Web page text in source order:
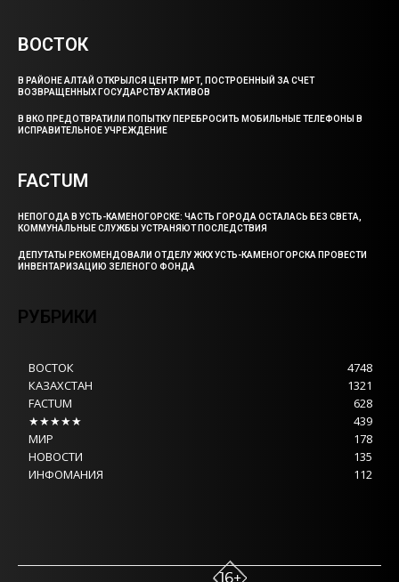
ВОСТОК
В РАЙОНЕ АЛТАЙ ОТКРЫЛСЯ ЦЕНТР МРТ, ПОСТРОЕННЫЙ ЗА СЧЕТ
ВОЗВРАЩЕННЫХ ГОСУДАРСТВУ АКТИВОВ
В ВКО ПРЕДОТВРАТИЛИ ПОПЫТКУ ПЕРЕБРОСИТЬ МОБИЛЬНЫЕ ТЕЛЕФОНЫ В
ИСПРАВИТЕЛЬНОЕ УЧРЕЖДЕНИЕ
FACTUM
НЕПОГОДА В УСТЬ-КАМЕНОГОРСКЕ: ЧАСТЬ ГОРОДА ОСТАЛАСЬ БЕЗ СВЕТА,
КОММУНАЛЬНЫЕ СЛУЖБЫ УСТРАНЯЮТ ПОСЛЕДСТВИЯ
ДЕПУТАТЫ РЕКОМЕНДОВАЛИ ОТДЕЛУ ЖКХ УСТЬ-КАМЕНОГОРСКА ПРОВЕСТИ
ИНВЕНТАРИЗАЦИЮ ЗЕЛЕНОГО ФОНДА
РУБРИКИ
ВОСТОК
4748
КАЗАХСТАН
1321
FACTUM
628
★★★★★
439
МИР
178
НОВОСТИ
135
ИНФОМАНИЯ
112